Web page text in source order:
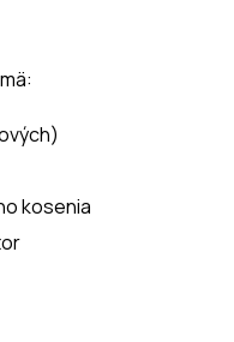
kosenia